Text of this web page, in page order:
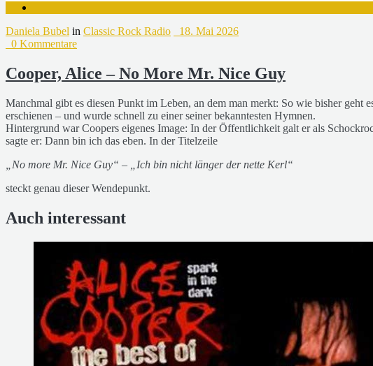
Daniela Bubel in Classic Rock Radio
18. Mai 2026
0 Kommentare
Cooper, Alice – No More Mr. Nice Guy
Manchmal gibt es diesen Punkt im Leben, an dem man merkt: So wie bisher geht
erschienen – und wurde schnell zu einer seiner bekanntesten Hymnen.
Hintergrund war Coopers eigenes Image: In der Öffentlichkeit galt er als
sagte er: Dann bin ich das eben. In der Titelzeile
„No more Mr. Nice Guy“ – „Ich bin nicht länger der nette Kerl“
steckt genau dieser Wendepunkt.
Auch interessant